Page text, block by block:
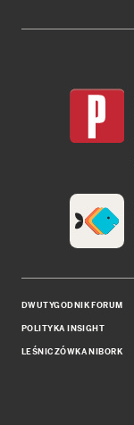
DWUTYGODNIK FORUM
POLITYKA INSIGHT
LEŚNICZÓWKA NIBORK